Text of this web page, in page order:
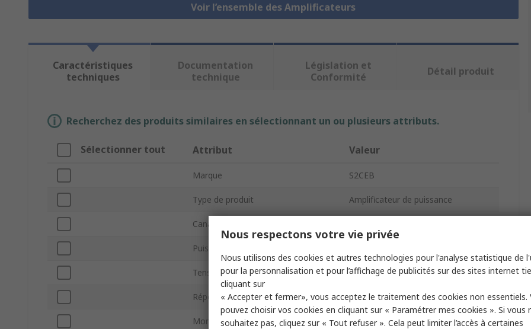
Voir l’ensemble des Amplificateurs
Caractéristiques
techniques
Documentation
technique
Législation et
Conformité
Détail produit
Recherchez des produits similaires en sélectionnant un ou plusieurs attributs.
Sélectionner tout Attribut Valeur
Marque S2CEB
Type de produit Amplificateur de puissance
Canaux de sortie
Puissance de sortie
Tension de fonctionnement 230V
Réponse en fréquence maximum 160kHz
Montage sur rack Oui
Nous respectons votre vie privée
Nous utilisons des cookies et autres technologies pour l'analyse statistique de
pour la personnalisation et pour l’affichage de publicités sur des sites internet
cliquant sur
« Accepter et fermer», vous acceptez le traitement des cookies non essentiels.
pouvez choisir vos cookies en cliquant sur « Paramétrer mes cookies ». Si vous
souhaitez pas, cliquez sur « Tout refuser ». Cela peut limiter l’accès à certaines